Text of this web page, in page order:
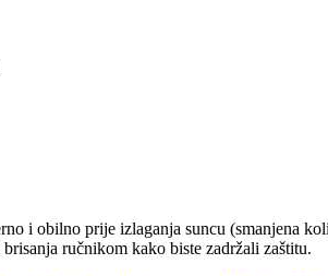
i obilno prije izlaganja suncu (smanjena
ručnikom kako biste zadržali zaštitu.